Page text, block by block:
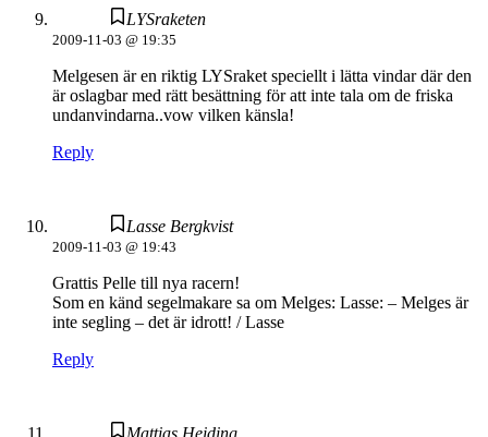
LYSraketen
2009-11-03 @ 19:35
Melgesen är en riktig LYSraket speciellt i lätta vindar där den
är oslagbar med rätt besättning för att inte tala om de friska
undanvindarna..vow vilken känsla!
Reply
Lasse Bergkvist
2009-11-03 @ 19:43
Grattis Pelle till nya racern!
Som en känd segelmakare sa om Melges: Lasse: – Melges är
inte segling – det är idrott! / Lasse
Reply
Mattias Heiding